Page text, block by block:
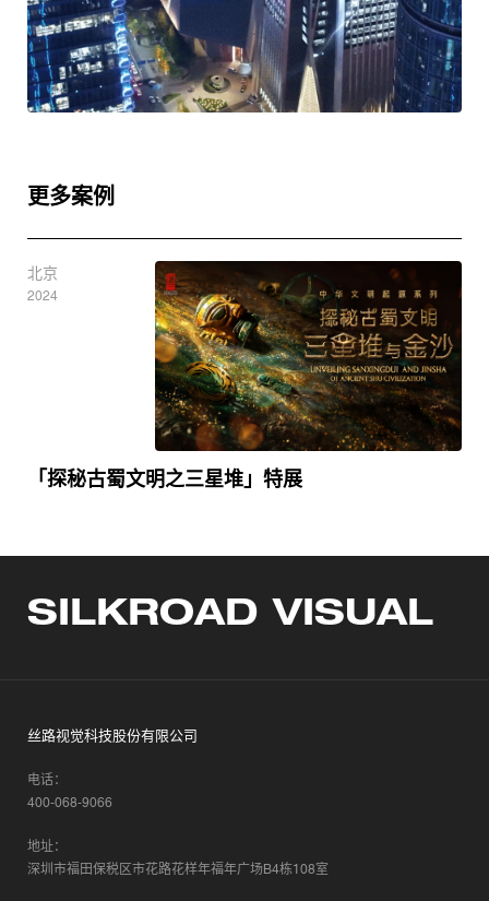
更多案例
北京
2024
「探秘古蜀文明之三星堆」特展
SILKROAD VISUAL
丝路视觉科技股份有限公司
电话：
400-068-9066
地址：
深圳市福田保税区市花路花样年福年广场B4栋108室